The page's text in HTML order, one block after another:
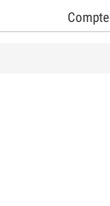
Compte